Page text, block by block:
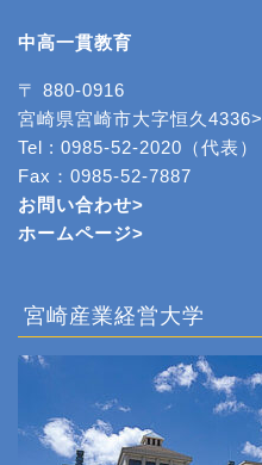
中高一貫教育
〒 880-0916
宮崎県宮崎市大字恒久4336>
Tel : 0985-52-2020（代表）
Fax：0985-52-7887
お問い合わせ>
ホームページ>
宮崎産業経営大学